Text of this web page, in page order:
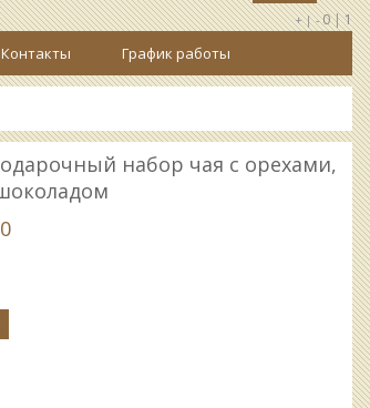
+ |- 0|1
Контакты График работы
набор чая с орехами,